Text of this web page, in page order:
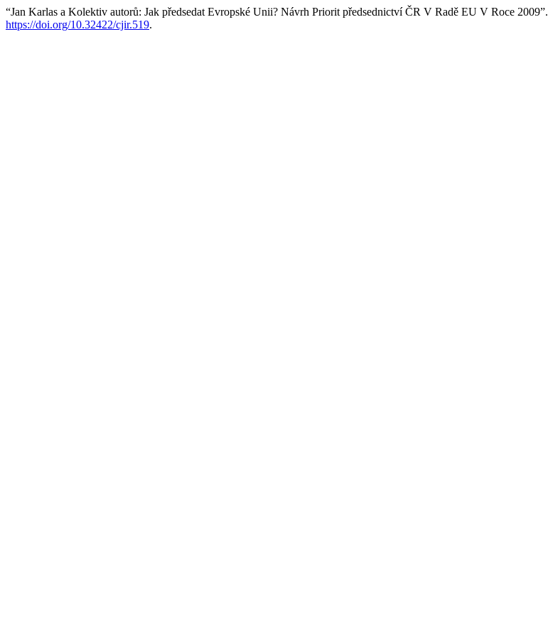
“Jan Karlas a Kolektiv autorů: Jak předsedat Evropské Unii? Návrh Priorit předsednictví ČR V Radě EU V Roce 2009”.
https://doi.org/10.32422/cjir.519.